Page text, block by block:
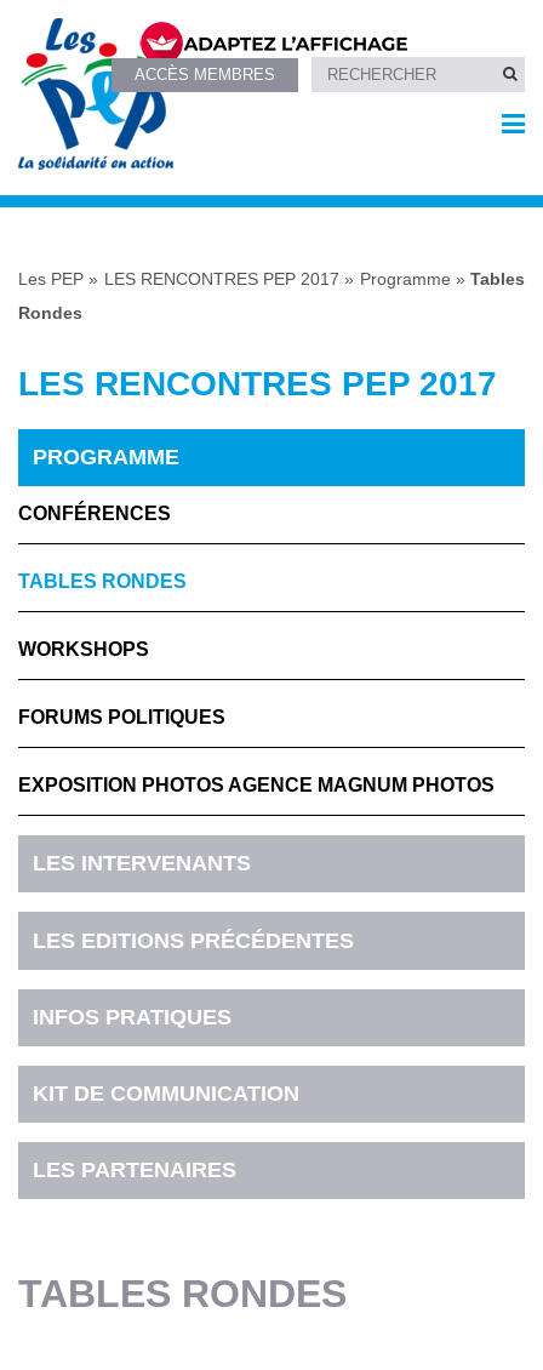
ACCÈS MEMBRES
Les PEP » LES RENCONTRES PEP 2017 » Programme »Tables
Rondes
LES RENCONTRES PEP 2017
PROGRAMME
CONFÉRENCES
TABLES RONDES
WORKSHOPS
FORUMS POLITIQUES
EXPOSITION PHOTOS AGENCE MAGNUM PHOTOS
LES INTERVENANTS
LES EDITIONS PRÉCÉDENTES
INFOS PRATIQUES
KIT DE COMMUNICATION
LES PARTENAIRES
TABLES RONDES